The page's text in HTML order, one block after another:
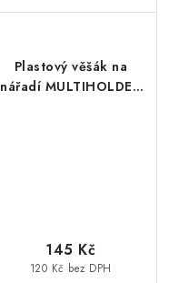
Plastový věšák na
nářadí MULTIHOLDER
120 Kč bez DPH
145 Kč